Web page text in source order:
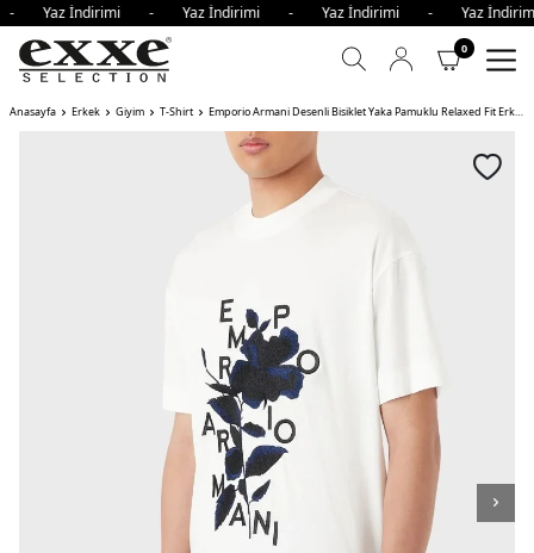
Yaz İndirimi - Yaz İndirimi - Yaz İndirimi - Yaz
0
Anasayfa Erkek Giyim T-Shirt Emporio Armani Desenli Bisiklet Yaka Pamuklu Relaxed Fit Erkek T Shirt